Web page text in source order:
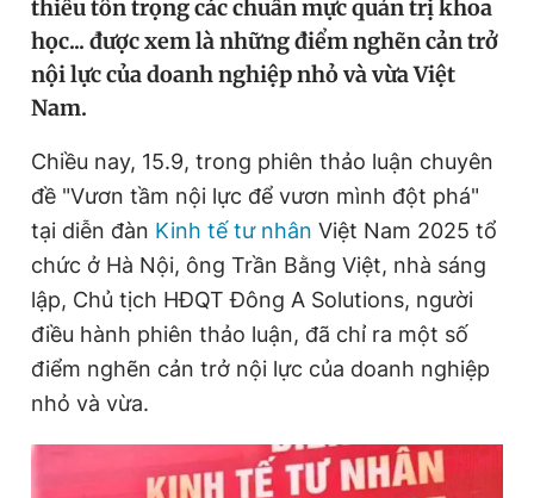
Sản phẩm khác
Thông tin tòa soạn Liên hệ quảng cáo
Đọc Thanh Niên trên điện thoại
thiếu tôn trọng các chuẩn mực quản trị khoa
học... được xem là những điểm nghẽn cản trở
nội lực của doanh nghiệp nhỏ và vừa Việt
Nam.
Chiều nay, 15.9, trong phiên thảo luận chuyên
đề "Vươn tầm nội lực để vươn mình đột phá"
tại diễn đàn Kinh tế tư nhân Việt Nam 2025 tổ
chức ở Hà Nội, ông Trần Bằng Việt, nhà sáng
lập, Chủ tịch HĐQT Đông A Solutions, người
điều hành phiên thảo luận, đã chỉ ra một số
điểm nghẽn cản trở nội lực của doanh nghiệp
nhỏ và vừa.